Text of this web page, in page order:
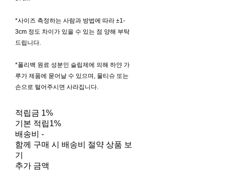
*사이즈 측정하는 사람과 방법에 따라 ±1-
3cm 정도 차이가 있을 수 있는 점 양해 부탁
드립니다.
*폴리백 원료 성분인 슬립제에 의해 하얀 가
루가 제품에 묻어날 수 있으며, 물티슈 또는
손으로 털어주시면 사라집니다.
적립금 1%
기본 적립1%
배송비 -
함께 구매 시 배송비 절약 상품 보
기
추가 금액